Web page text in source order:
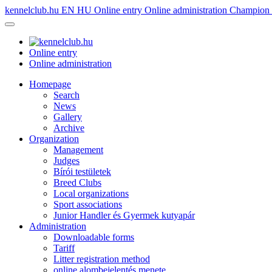
kennelclub.hu EN HU Online entry Online administration Champion
Online entry
Online administration
Homepage
Search
News
Gallery
Archive
Organization
Management
Judges
Bírói testületek
Breed Clubs
Local organizations
Sport associations
Junior Handler és Gyermek kutyapár
Administration
Downloadable forms
Tariff
Litter registration method
online alombejelentés menete